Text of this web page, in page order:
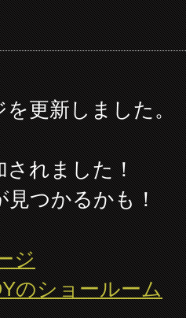
を更新しました。
されました！
見つかるかも！
ジ
のショールーム